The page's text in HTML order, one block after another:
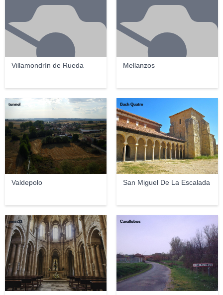
Villamondrín de Rueda Mellanzos
Valdepolo
tunnel
San Miguel De La Escalada
Bach Quatre
pinin33 Cavallobos